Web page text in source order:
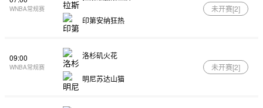
WNBA常规赛
印第安纳狂热
未开赛[2]
09:00
WNBA常规赛
洛杉矶火花
明尼苏达山猫
未开赛[2]